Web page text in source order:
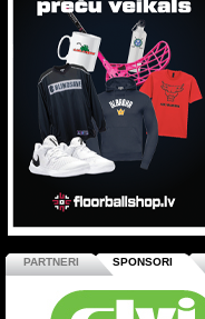
PARTNERI SPONSORI